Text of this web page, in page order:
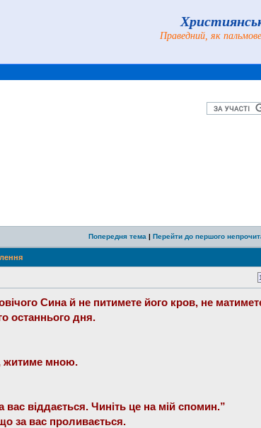
Праведний, як
Попередня тема | Перейти до першого
Сина й не питимете його кров, не
останнього дня.
житиме мною.
віддається. Чиніть це на мій спомин.”
за вас проливається.